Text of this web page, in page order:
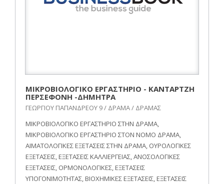
ΜΙΚΡΟΒΙΟΛΟΓΙΚΟ ΕΡΓΑΣΤΗΡΙΟ - ΚΑΝΤΑΡΤΖΗ
ΠΕΡΣΕΦΟΝΗ -ΔΗΜΗΤΡΑ
ΓΕΩΡΓΙΟΥ ΠΑΠΑΝΔΡΕΟΥ 9 / ΔΡΑΜΑ / ΔΡΑΜΑΣ
ΜΙΚΡΟΒΙΟΛΟΓΙΚΟ ΕΡΓΑΣΤΗΡΙΟ ΣΤΗΝ ΔΡΑΜΑ,
ΜΙΚΡΟΒΙΟΛΟΓΙΚΟ ΕΡΓΑΣΤΗΡΙΟ ΣΤΟΝ ΝΟΜΟ ΔΡΑΜΑ,
ΑΙΜΑΤΟΛΟΓΙΚΕΣ ΕΞΕΤΑΣΕΙΣ ΣΤΗΝ ΔΡΑΜΑ, ΟΥΡΟΛΟΓΙΚΕΣ
ΕΞΕΤΑΣΕΙΣ, ΕΞΕΤΑΣΕΙΣ ΚΑΛΛΙΕΡΓΕΙΑΣ, ΑΝΟΣΟΛΟΓΙΚΕΣ
ΕΞΕΤΑΣΕΙΣ, ΟΡΜΟΝΟΛΟΓΙΚΕΣ, ΕΞΕΤΑΣΕΙΣ
ΥΠΟΓΟΝΙΜΟΤΗΤΑΣ, ΒΙΟΧΗΜΙΚΕΣ ΕΞΕΤΑΣΕΙΣ, ΕΞΕΤΑΣΕΙΣ